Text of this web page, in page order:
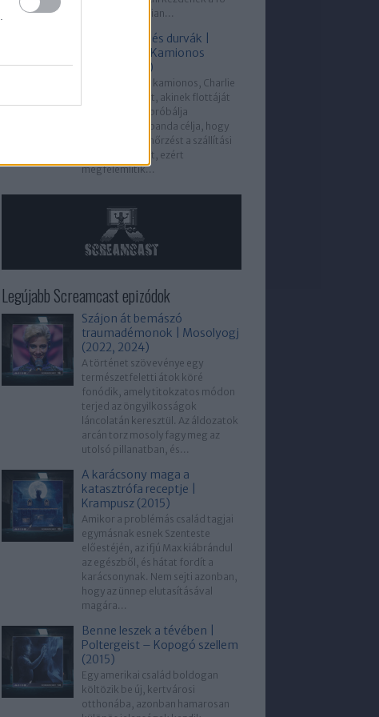
gyanúsított, Julian...
Kamionosok és durvák |
Knight Rider: Kamionos
kaland (1983)
Michael egy női kamionos, Charlie
segítségére siet, akinek flottáját
egy bűnbanda próbálja
tönkretenni. A banda célja, hogy
átvegye az ellenőrzést a szállítási
útvonalak felett, ezért
megfélemlítik...
Legújabb Screamcast epizódok
Szájon át bemászó
traumadémonok | Mosolyogj
(2022, 2024)
A történet szövevénye egy
természetfeletti átok köré
fonódik, amely titokzatos módon
terjed az öngyilkosságok
láncolatán keresztül. Az áldozatok
arcán torz mosoly fagy meg az
utolsó pillanatban, és...
A karácsony maga a
katasztrófa receptje |
Krampusz (2015)
Amikor a problémás család tagjai
egymásnak esnek Szenteste
előestéjén, az ifjú Max kiábrándul
az egészből, és hátat fordít a
karácsonynak. Nem sejti azonban,
hogy az ünnep elutasításával
magára...
Benne leszek a tévében |
Poltergeist – Kopogó szellem
(2015)
Egy amerikai család boldogan
költözik be új, kertvárosi
otthonába, azonban hamarosan